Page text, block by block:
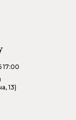
17:00
13)